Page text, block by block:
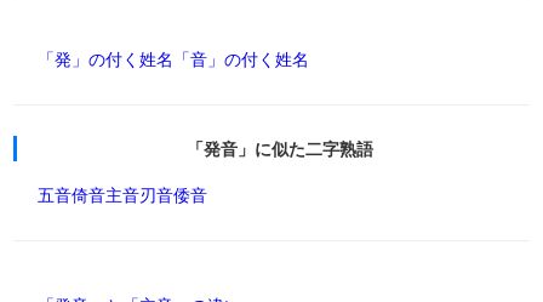
「発」の付く姓名 「音」の付く姓名
「発音」に似た二字熟語
五音倚音主音刃音倭音